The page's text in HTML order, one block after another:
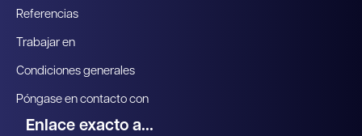
Referencias
Trabajar en
Condiciones generales
Póngase en contacto con
Enlace exacto a...